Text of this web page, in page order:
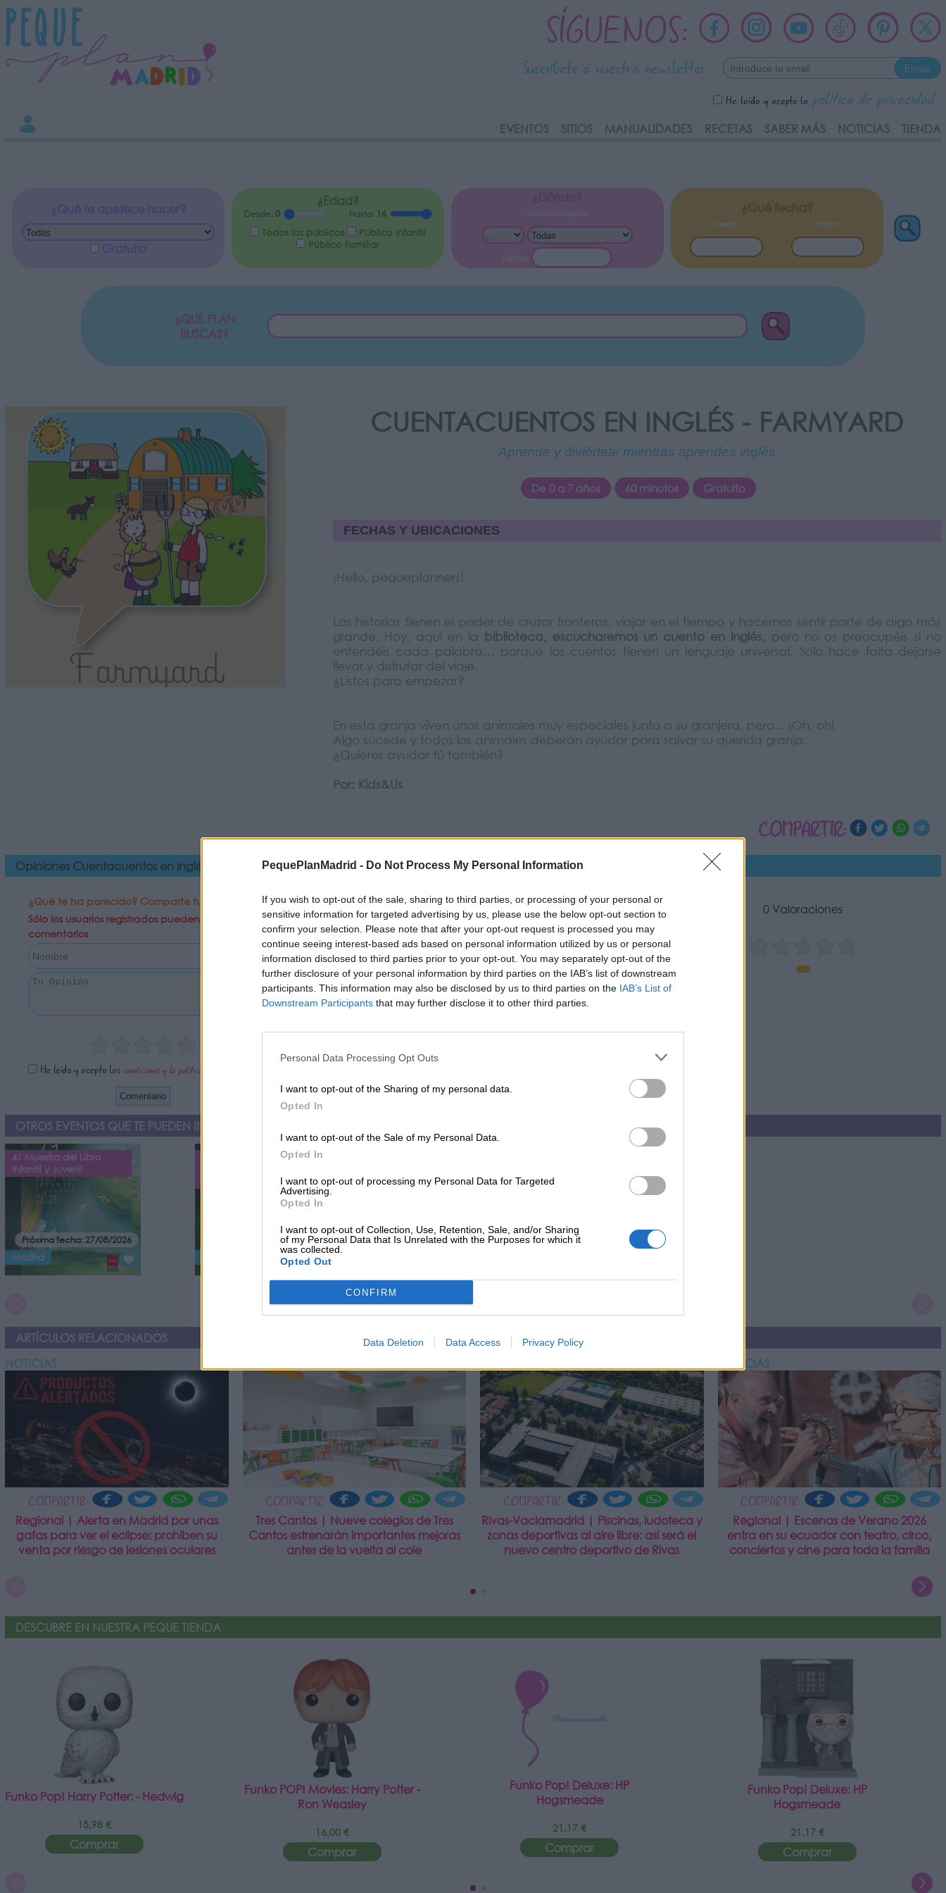
PequePlanMadrid - Do Not Process My Personal Information
If you wish to opt-out of the sale, sharing to third parties, or processing of your personal or
sensitive information for targeted advertising by us, please use the below opt-out section to
confirm your selection. Please note that after your opt-out request is processed you may
continue seeing interest-based ads based on personal information utilized by us or personal
information disclosed to third parties prior to your opt-out. You may separately opt-out of the
further disclosure of your personal information by third parties on the IAB’s list of downstream
participants. This information may also be disclosed by us to third parties on the IAB’s List of
Downstream Participants that may further disclose it to other third parties.
Personal Data Processing Opt Outs
I want to opt-out of the Sharing of my personal data.
Opted In
I want to opt-out of the Sale of my Personal Data.
Opted In
I want to opt-out of processing my Personal Data for Targeted
Advertising.
Opted In
I want to opt-out of Collection, Use, Retention, Sale, and/or Sharing
of my Personal Data that Is Unrelated with the Purposes for which it
was collected.
Opted Out
CONFIRM
Data Deletion Data Access Privacy Policy
SÍGUENOS:
Suscríbete a nuestra newsletter
He leído y acepto la política de privacidad
EVENTOS SITIOS MANUALIDADES RECETAS SABER MÁS NOTICIAS TIENDA
¿Edad?
Desde:0 Hasta: 16
Todos los públicos
Público Infantil
Público Familiar
desde: hasta:
¿QUÉ PLAN
BUSCAS?
CUENTACUENTOS EN INGLÉS - FARMYARD
Aprende y diviértete mientras aprendes inglés
De 0 a 7 años 60 minutos Gratuito
FECHAS Y UBICACIONES
¡Hello, pequeplanners!
Las historias tienen el poder de cruzar fronteras, viajar en el tiempo y hacernos sentir parte de algo más
grande. Hoy, aquí en la
biblioteca, escucharemos un cuento en inglés, pero no os preocupéis si no
entendéis cada palabra… porque los cuentos tienen un lenguaje universal. Solo hace falta dejarse
llevar y disfrutar del viaje.
¿Listos para empezar?
En esta granja viven unos animales muy especiales junto a su granjera, pero... ¡Oh, oh!
Algo sucede y todos los animales deberán ayudar para salvar su querida granja.
¿Quieres ayudar tú también?
Por: Kids&Us
COMPARTIR:
Opiniones Cuentacuentos en inglés - Farmyard
¿Qué te ha parecido? Comparte tu opinión:
Sólo los usuarios registrados pueden escribir
comentarios
He leído y acepto las condiciones y la política de privacidad
0 Valoraciones
OTROS EVENTOS QUE TE PUEDEN INTERESAR
41 Muestra del Libro
Infantil y Juvenil
Próxima fecha: 27/08/2026
Madrid
Cuentacuentos 41
Próxima fecha: 04/09/2026
ARTÍCULOS RELACIONADOS
NOTICIAS
COMPARTIR:
Regional | Alerta en Madrid por unas
gafas para ver el eclipse: prohíben su
venta por riesgo de lesiones oculares
COMPARTIR:
Tres Cantos | Nueve colegios de Tres
Cantos estrenarán importantes mejoras
antes de la vuelta al cole
COMPARTIR:
Rivas-Vaciamadrid | Piscinas, ludoteca y
zonas deportivas al aire libre: así será el
nuevo centro deportivo de Rivas
NOTICIAS
COMPARTIR:
Regional | Escenas de Verano 2026
entra en su ecuador con teatro, circo,
conciertos y cine para toda la familia
DESCUBRE EN NUESTRA PEQUE TIENDA
Funko Pop! Harry Potter: - Hedwig
15,98 €
Comprar
Funko POP! Movies: Harry Potter -
Ron Weasley
16,00 €
Comprar
Funko Pop! Deluxe: HP
Hogsmeade
21,17 €
Comprar
Funko Pop! Deluxe: HP
Hogsmeade
21,17 €
Comprar
INFORMACION SOBRE LA PROTECCIÓN DE TUS DATOS
Responsable:
Finalidad:
Datos tratados:
Información adicional